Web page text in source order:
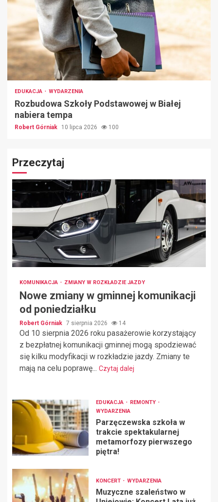
EDUKACJA WYDARZENIA
Rozbudowa Szkoły Podstawowej w Białej
nabiera tempa
Robert Górniak 10 lipca 2026 100
Przeczytaj
KOMUNIKACJA ZMIANY W ROZKŁADZIE JAZDY
Nowe zmiany w gminnej komunikacji
od poniedziałku
Robert Górniak 7 sierpnia 2026 14
Od 10 sierpnia 2026 roku pasażerowie korzystający
z bezpłatnej komunikacji gminnej mogą spodziewać
się kilku modyfikacji w rozkładzie jazdy. Zmiany te
mają na celu poprawę... Czytaj dalej
EDUKACJA
REMONTY
WYDARZENIA
Parzęczewska szkoła w
trakcie spektakularnej
metamorfozy pierwszego
piętra!
KONCERT WYDARZENIA
Muzyczne szaleństwo w